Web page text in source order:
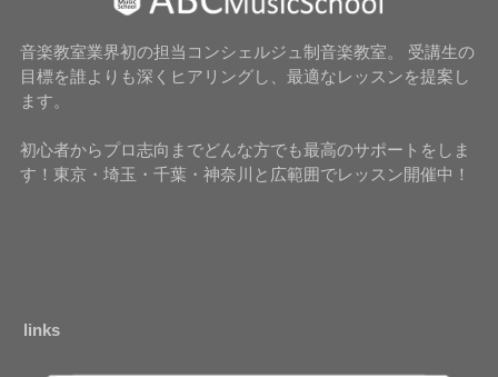
音楽教室業界初の担当コンシェルジュ制音楽教室。 受講生の
目標を誰よりも深くヒアリングし、最適なレッスンを提案し
ます。
初心者からプロ志向までどんな方でも最高のサポートをしま
す！東京・埼玉・千葉・神奈川と広範囲でレッスン開催中！
links